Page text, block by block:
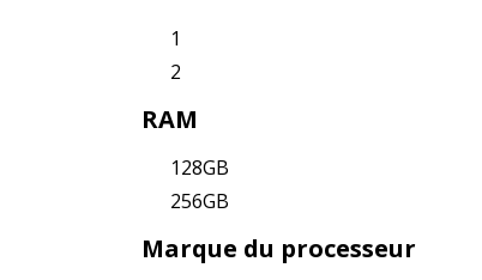
1
2
RAM
128GB
256GB
Marque du processeur